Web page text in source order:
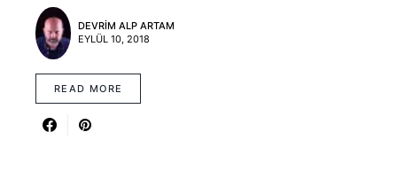
DEVRIM ALP ARTAM
EYLÜL 10, 2018
READ MORE